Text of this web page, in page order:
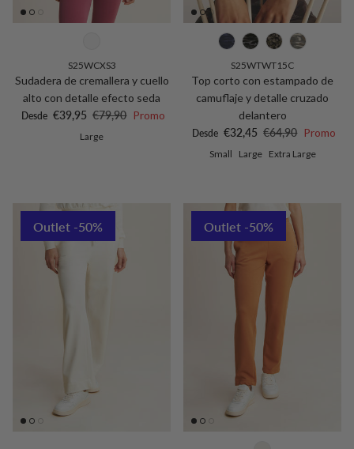
S25WCXS3
Sudadera de cremallera y cuello
alto con detalle efecto seda
Precio de venta
Desde €39,95 Precio normal
€79,90 Promo
Large
S25WTWT15C
Top corto con estampado de
camuflaje y detalle cruzado
delantero
Precio de venta
Desde €32,45 Precio normal
€64,90 Promo
Small Large Extra Large
Outlet -50% Outlet -50%